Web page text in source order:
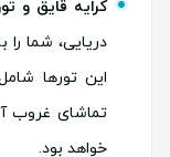
کرایه قایق و
دریایی، شما را
این تورها
تماشای غروب
خواهد بود.